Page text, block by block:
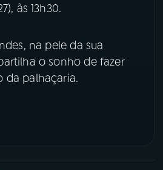
Facebook
X
às 13h30.
na pele da sua
o sonho de fazer
da palhaçaria.